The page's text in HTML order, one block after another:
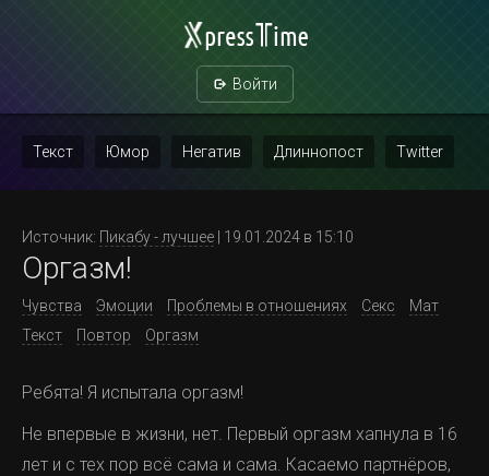
Войти
Текст Юмор Негатив Длиннопост Twitter
Повтор
Источник: Пикабу - лучшее | 19.01.2024 в 15:10
Оргазм!
Чувства Эмоции Проблемы в отношениях Секс
Мат
Текст
Повтор Оргазм
Ребята! Я испытала оргазм!
Не впервые в жизни, нет. Первый оргазм хапнула в 16
лет и с тех пор всё сама и сама. Касаемо партнёров,